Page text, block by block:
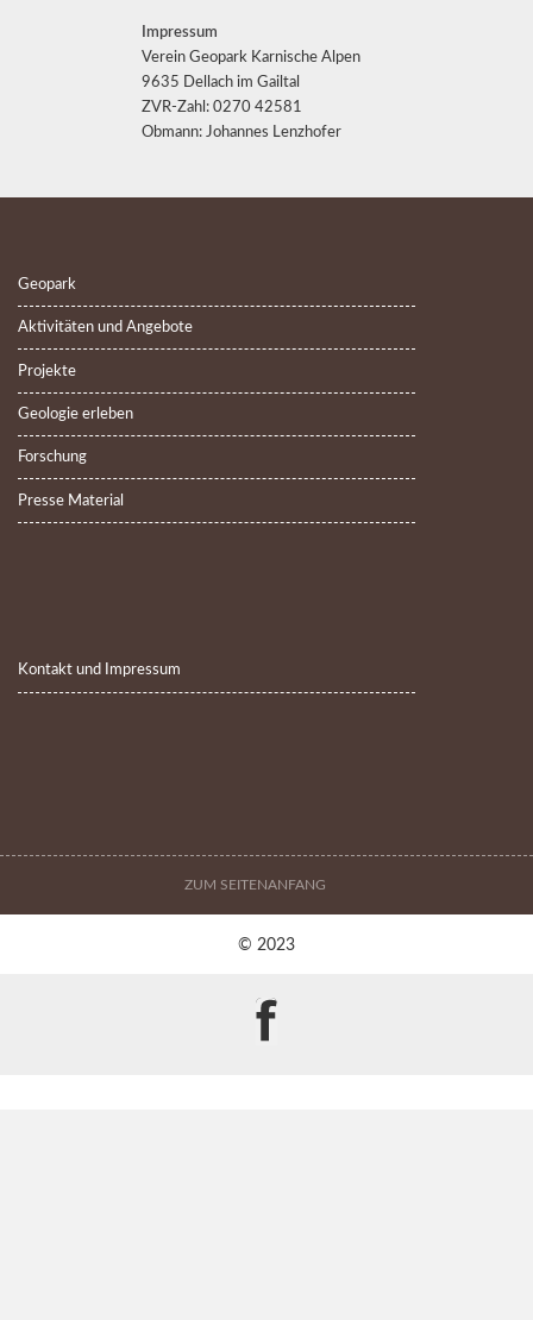
Impressum
Verein Geopark Karnische Alpen
9635 Dellach im Gailtal
ZVR-Zahl: 0270 42581
Obmann: Johannes Lenzhofer
Geopark
Aktivitäten und Angebote
Projekte
Geologie erleben
Forschung
Presse Material
Kontakt und Impressum
ZUM SEITENANFANG
© 2023